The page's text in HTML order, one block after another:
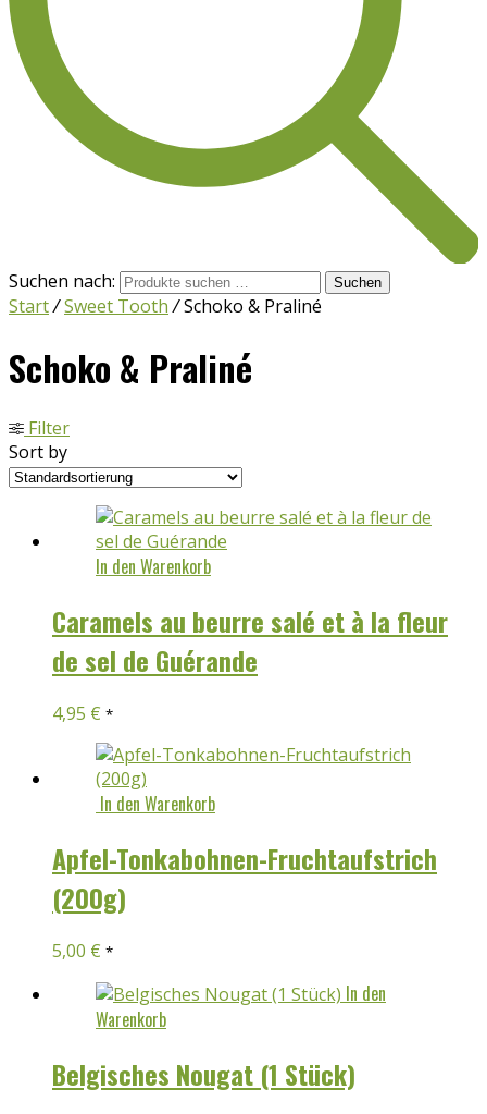
Suchen nach: Suchen
Start/Sweet Tooth /Schoko & Praliné
Schoko & Praliné
Filter
Sort by
In den Warenkorb
Caramels au beurre salé et à la fleur
de sel de Guérande
4,95 € *
In den Warenkorb
Apfel-Tonkabohnen-Fruchtaufstrich
(200g)
5,00 € *
In den
Warenkorb
Belgisches Nougat (1 Stück)